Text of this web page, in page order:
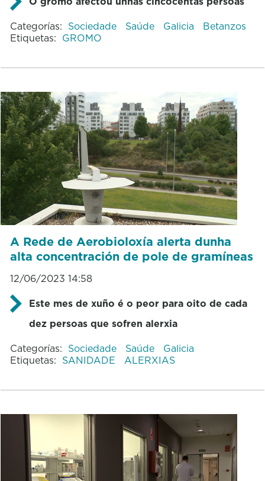
Categorías: Sociedade Saúde Galicia
Betanzos
Etiquetas: GROMO
A Rede de Aerobioloxía alerta dunha
alta concentración de pole de gramíneas
12/06/2023 14:58
Este mes de xuño é o peor para oito de cada
dez persoas que sofren alerxia
Categorías: Sociedade Saúde
Galicia
Etiquetas: SANIDADE ALERXIAS